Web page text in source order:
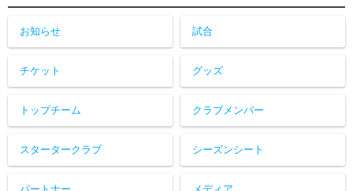
お知らせ 試合
チケット グッズ
トップチーム クラブメンバー
スタータークラブ シーズンシート